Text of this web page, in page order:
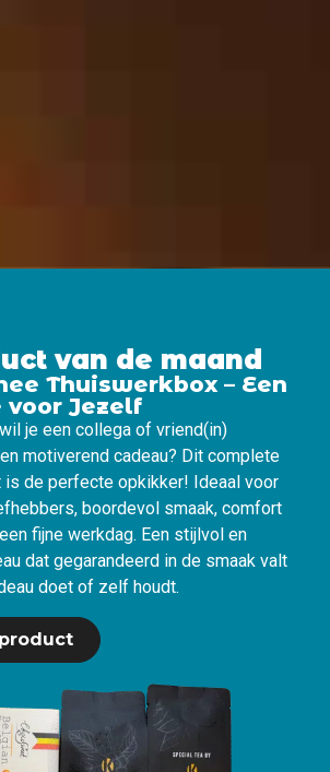
van de maand
Thuiswerkbox – Een
Jezelf
je een collega of vriend(in)
motiverend cadeau? Dit complete
de perfecte opkikker! Ideaal voor
boordevol smaak, comfort
fijne werkdag. Een stijlvol en
dat gegarandeerd in de smaak valt
doet of zelf houdt.